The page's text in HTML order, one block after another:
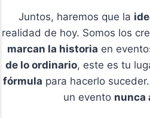
Juntos, haremos que la
realidad de hoy. Somos los
marcan la historia en
de lo ordinario, este es tu
fórmula para hacerlo
un evento nunca